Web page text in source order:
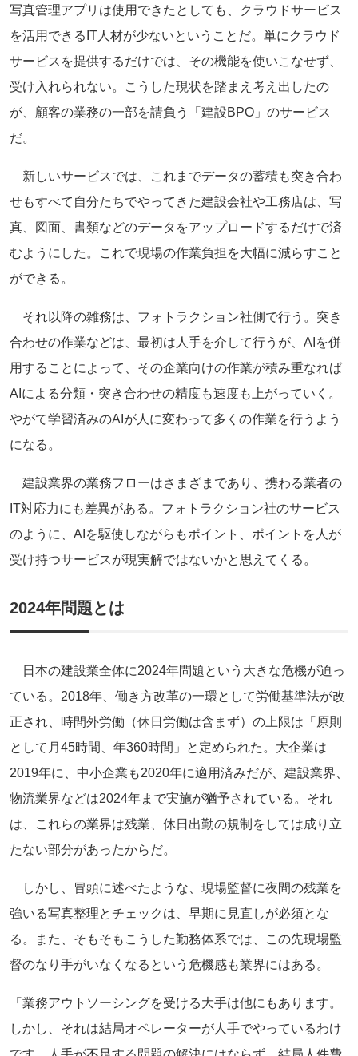
写真管理アプリは使用できたとしても、クラウドサービス
を活用できるIT人材が少ないということだ。単にクラウド
サービスを提供するだけでは、その機能を使いこなせず、
受け入れられない。こうした現状を踏まえ考え出したの
が、顧客の業務の一部を請負う「建設BPO」のサービス
だ。
新しいサービスでは、これまでデータの蓄積も突き合わ
せもすべて自分たちでやってきた建設会社や工務店は、写
真、図面、書類などのデータをアップロードするだけで済
むようにした。これで現場の作業負担を大幅に減らすこと
ができる。
それ以降の雑務は、フォトラクション社側で行う。突き
合わせの作業などは、最初は人手を介して行うが、AIを併
用することによって、その企業向けの作業が積み重なれば
AIによる分類・突き合わせの精度も速度も上がっていく。
やがて学習済みのAIが人に変わって多くの作業を行うよう
になる。
建設業界の業務フローはさまざまであり、携わる業者の
IT対応力にも差異がある。フォトラクション社のサービス
のように、AIを駆使しながらもポイント、ポイントを人が
受け持つサービスが現実解ではないかと思えてくる。
2024年問題とは
日本の建設業全体に2024年問題という大きな危機が迫っ
ている。2018年、働き方改革の一環として労働基準法が改
正され、時間外労働（休日労働は含まず）の上限は「原則
として月45時間、年360時間」と定められた。大企業は
2019年に、中小企業も2020年に適用済みだが、建設業界、
物流業界などは2024年まで実施が猶予されている。それ
は、これらの業界は残業、休日出勤の規制をしては成り立
たない部分があったからだ。
しかし、冒頭に述べたような、現場監督に夜間の残業を
強いる写真整理とチェックは、早期に見直しが必須とな
る。また、そもそもこうした勤務体系では、この先現場監
督のなり手がいなくなるという危機感も業界にはある。
「業務アウトソーシングを受ける大手は他にもあります。
しかし、それは結局オペレーターが人手でやっているわけ